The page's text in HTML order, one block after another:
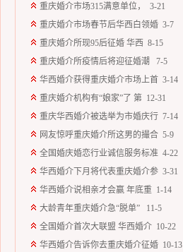
重庆婚介市场315满意单位， 3-21
重庆婚介市场春节后华西白领婚 3-7
重庆婚介所现95后征婚 华西 8-15
重庆婚介所疫情后将迎征婚潮 7-5
华西婚介获得重庆婚介市场上首 3-14
重庆婚介机构有“娘家”了 第 12-31
重庆华西婚介被选举为市婚庆行 7-14
网友惊呼重庆婚介所这男的撮合 5-9
全国婚庆婚恋行业诚信服务标准 4-22
华西婚介下月将代表重庆婚介参 3-31
华西婚介说相亲才会赢 年底重 1-14
大龄青年重庆婚介急“脱单” 11-5
全国婚介首次大联盟 华西婚介 10-22
华西婚介告诉你去重庆婚介征婚 10-13